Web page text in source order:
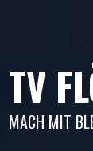
TV
MACH MIT